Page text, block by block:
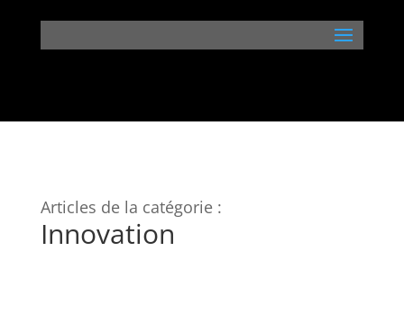
Articles de la catégorie :
Innovation